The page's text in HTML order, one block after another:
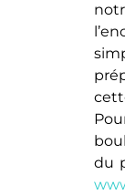
du